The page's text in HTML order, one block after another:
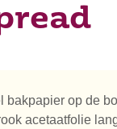
bakpapier op de
acetaatfolie